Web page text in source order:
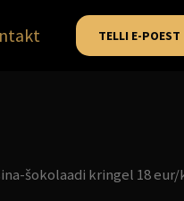
TELLI E-POEST
šokolaadi kringel 18 eur/